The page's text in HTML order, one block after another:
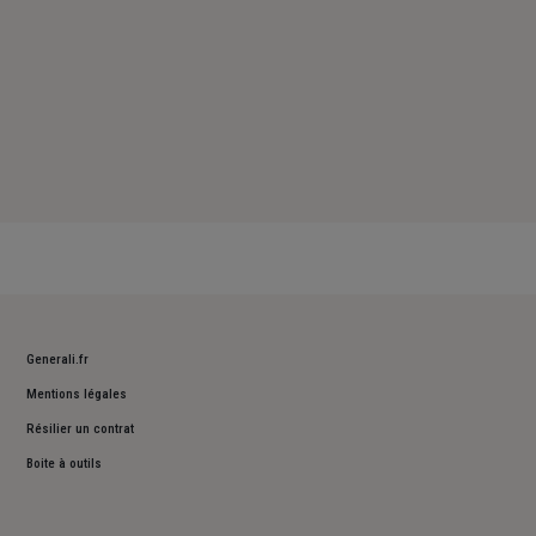
Generali.fr
Mentions légales
Résilier un contrat
Boite à outils